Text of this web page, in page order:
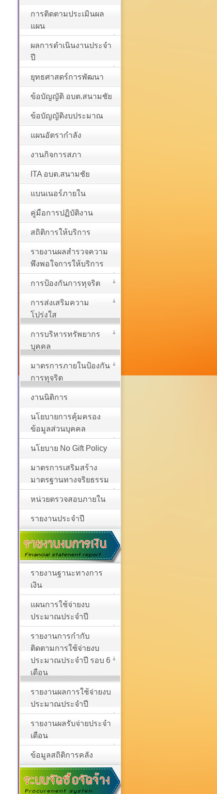
การติดตามประเมินผล
แผน
ผลการดำเนินงานประจำ
ปี
ยุทธศาสตร์การพัฒนา
ข้อบัญญัติ อบต.สนามชัย
ข้อบัญญัติงบประมาณ
แผนอัตรากำลัง
งานกิจการสภา
ITA อบต.สนามชัย
แบนเนอร์ภายใน
คู่มือการปฏิบัติงาน
สถิติการให้บริการ
รายงานผลสำรวจความ
พึงพอใจการให้บริการ
การป้องกันการทุจริต
การส่งเสริมความ
โปร่งใส
การบริหารทรัพยากร
บุคคล
มาตรการภายในป้องกัน
การทุจริต
งานนิติการ
นโยบายการคุ้มครอง
ข้อมูลส่วนบุคคล
นโยบาย No Gift Policy
มาตรการเสริมสร้าง
มาตรฐานทางจริยธรรม
หน่วยตรวจสอบภายใน
รายงานประจำปี
รายงานฐานะทางการ
เงิน
แผนการใช้จ่ายงบ
ประมาณประจำปี
รายงานการกำกับ
ติดตามการใช้จ่ายงบ
ประมาณประจำปี รอบ 6
เดือน
รายงานผลการใช้จ่ายงบ
ประมาณประจำปี
รายงานผลรับจ่ายประจำ
เดือน
ข้อมูลสถิติการคลัง